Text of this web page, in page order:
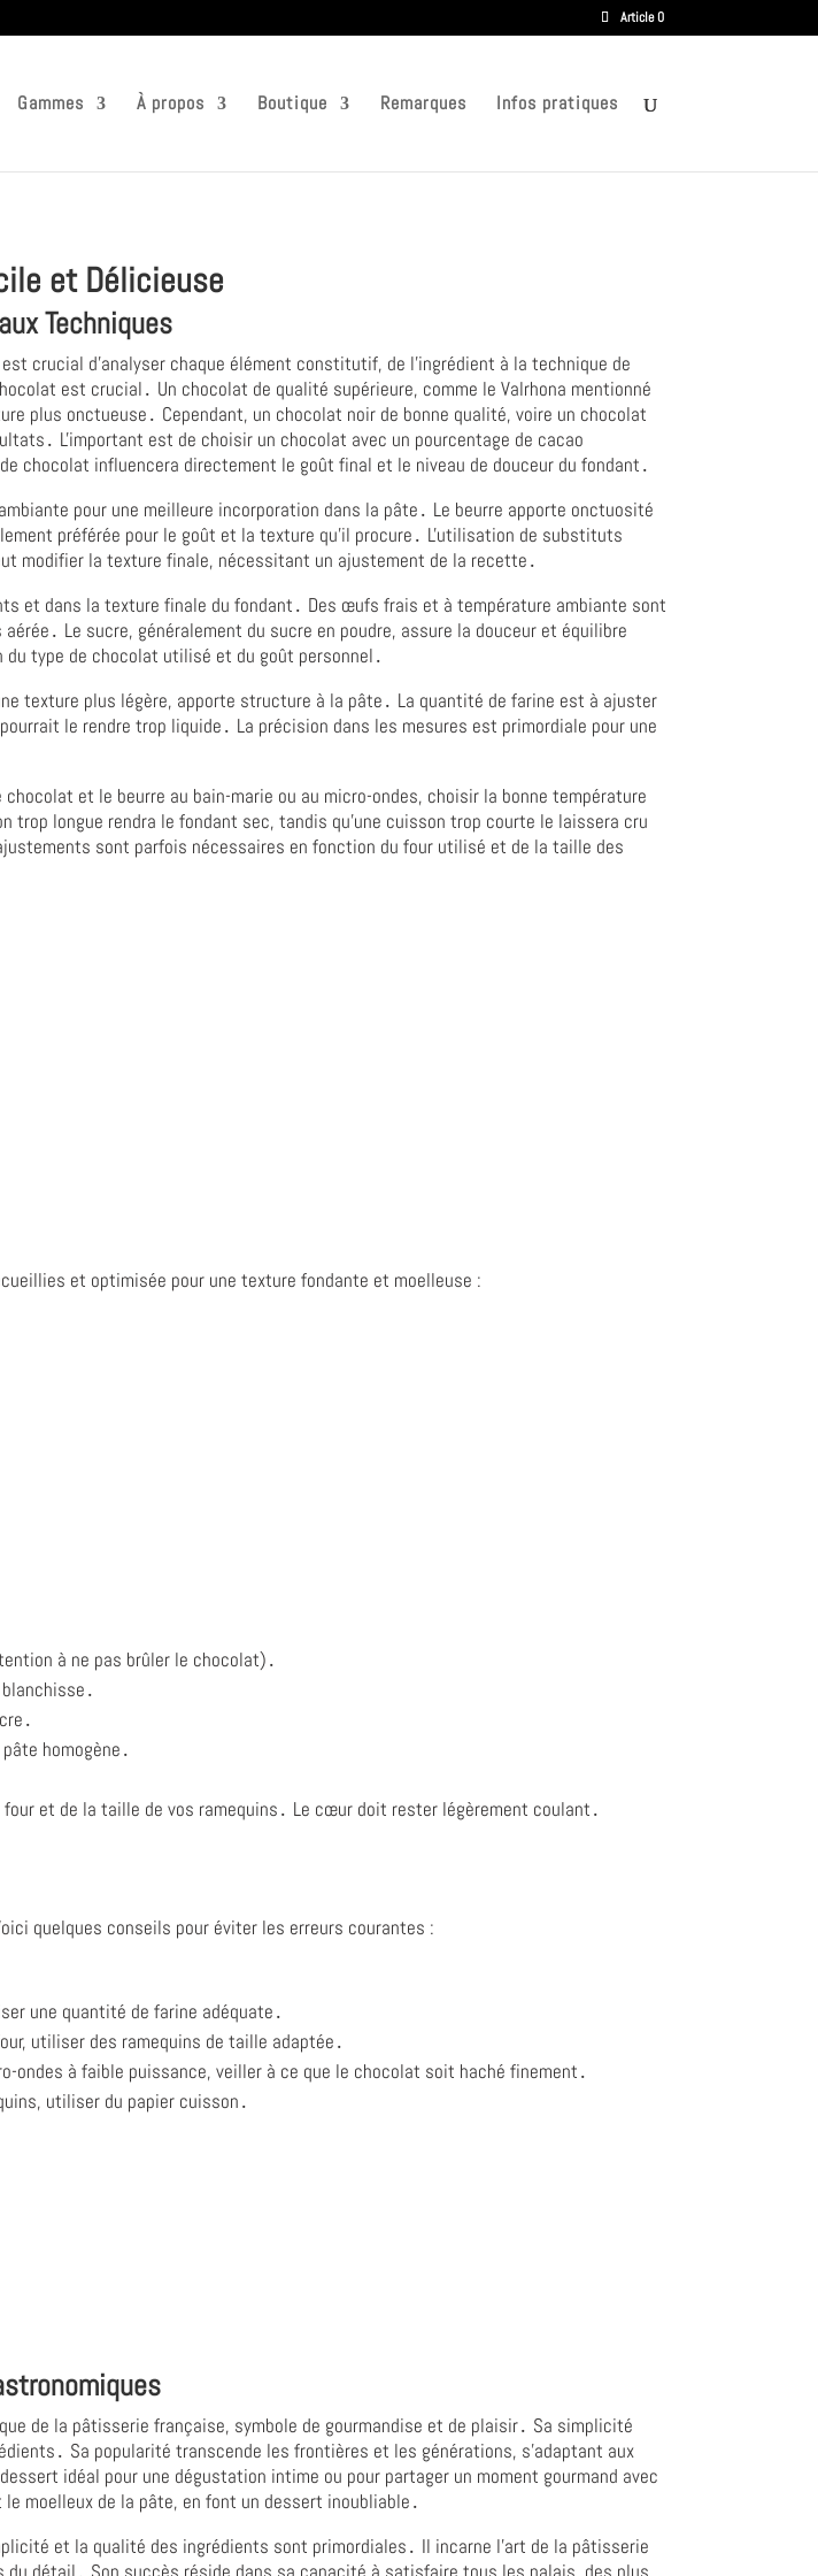
Article 0
Gammes À propos Boutique Remarques Infos pratiques
et Délicieuse
Techniques
crucial d'analyser chaque élément constitutif, de l'ingrédient à la technique de
est crucial․ Un chocolat de qualité supérieure, comme le Valrhona mentionné
plus onctueuse․ Cependant, un chocolat noir de bonne qualité, voire un chocolat
L'important est de choisir un chocolat avec un pourcentage de cacao
chocolat influencera directement le goût final et le niveau de douceur du fondant․
pour une meilleure incorporation dans la pâte․ Le beurre apporte onctuosité
préférée pour le goût et la texture qu'il procure․ L'utilisation de substituts
modifier la texture finale, nécessitant un ajustement de la recette․
et dans la texture finale du fondant․ Des œufs frais et à température ambiante sont
Le sucre, généralement du sucre en poudre, assure la douceur et équilibre
type de chocolat utilisé et du goût personnel․
texture plus légère, apporte structure à la pâte․ La quantité de farine est à ajuster
le rendre trop liquide․ La précision dans les mesures est primordiale pour une
et le beurre au bain-marie ou au micro-ondes, choisir la bonne température
longue rendra le fondant sec, tandis qu'une cuisson trop courte le laissera cru
sont parfois nécessaires en fonction du four utilisé et de la taille des
et optimisée pour une texture fondante et moelleuse :
à ne pas brûler le chocolat)․
homogène․
et de la taille de vos ramequins․ Le cœur doit rester légèrement coulant․
quelques conseils pour éviter les erreurs courantes :
une quantité de farine adéquate․
utiliser des ramequins de taille adaptée․
ondes à faible puissance, veiller à ce que le chocolat soit haché finement․
utiliser du papier cuisson․
de la pâtisserie française, symbole de gourmandise et de plaisir․ Sa simplicité
Sa popularité transcende les frontières et les générations, s'adaptant aux
idéal pour une dégustation intime ou pour partager un moment gourmand avec
moelleux de la pâte, en font un dessert inoubliable․
et la qualité des ingrédients sont primordiales․ Il incarne l'art de la pâtisserie